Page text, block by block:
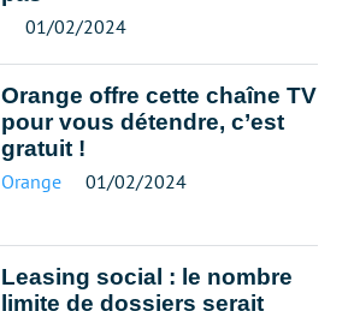
01/02/2024
Orange offre cette chaîne TV
pour vous détendre, c’est
gratuit !
Orange 01/02/2024
Leasing social : le nombre
limite de dossiers serait